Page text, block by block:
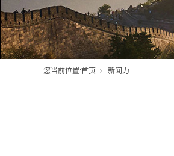
您当前位置:首页 新闻力